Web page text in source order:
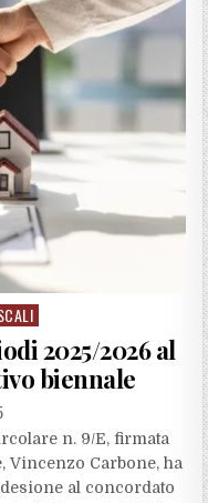
2025/2026 al
biennale
n. 9/E, firmata
Vincenzo Carbone, ha
al concordato